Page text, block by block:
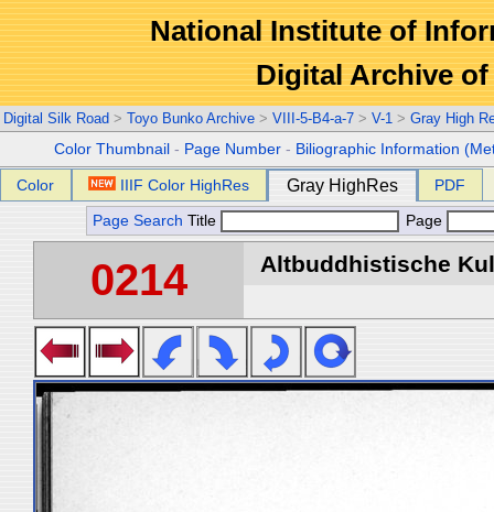
National Institute of
Digital Archive
Digital Silk Road > Toyo Bunko Archive > VIII-5-B4-a-7 > V-1 > Gray High
Color Thumbnail - Page Number - Biliographic Information
Color IIIF Color HighRes Gray HighRes PDF
Page Search Title Page
0214 Altbuddhistische